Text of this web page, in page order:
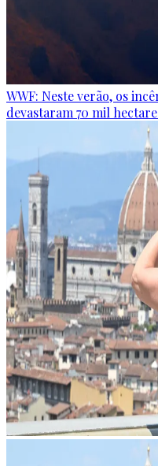
WWF: Neste verão, os
devastaram 70 mil